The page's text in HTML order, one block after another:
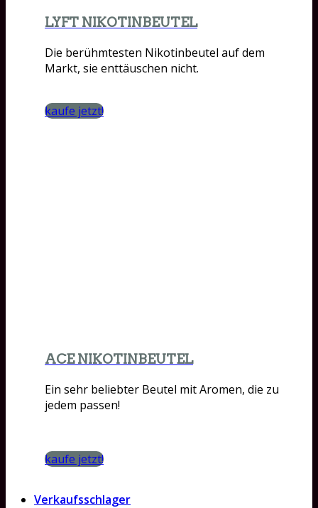
LYFT NIKOTINBEUTEL
Die berühmtesten Nikotinbeutel auf dem
Markt, sie enttäuschen nicht.
kaufe jetzt!
ACE NIKOTINBEUTEL
Ein sehr beliebter Beutel mit Aromen, die zu
jedem passen!
kaufe jetzt!
Verkaufsschlager